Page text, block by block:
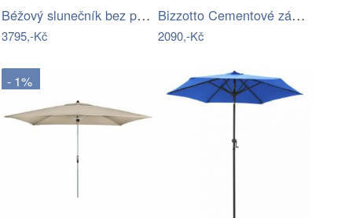
Béžový slunečník bez podstavce Bonami…
3795,-Kč
Bizzotto Cementové závaží ke slunečníku…
2090,-Kč
- 1%